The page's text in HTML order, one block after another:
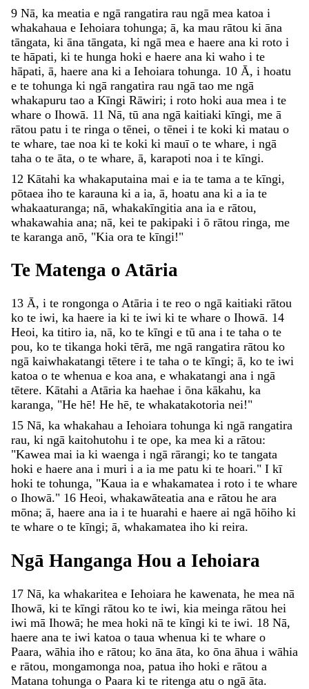
9 Nā, ka meatia e ngā rangatira rau ngā mea katoa i
whakahaua e Iehoiara tohunga; ā, ka mau rātou ki āna
tāngata, ki āna tāngata, ki ngā mea e haere ana ki roto i
te hāpati, ki te hunga hoki e haere ana ki waho i te
hāpati, ā, haere ana ki a Iehoiara tohunga. 10 Ā, i hoatu
e te tohunga ki ngā rangatira rau ngā tao me ngā
whakapuru tao a Kīngi Rāwiri; i roto hoki aua mea i te
whare o Ihowā. 11 Nā, tū ana ngā kaitiaki kīngi, me ā
rātou patu i te ringa o tēnei, o tēnei i te koki ki matau o
te whare, tae noa ki te koki ki mauī o te whare, i ngā
taha o te āta, o te whare, ā, karapoti noa i te kīngi.
12 Kātahi ka whakaputaina mai e ia te tama a te kīngi,
pōtaea iho te karauna ki a ia, ā, hoatu ana ki a ia te
whakaaturanga; nā, whakakīngitia ana ia e rātou,
whakawahia ana; nā, kei te pakipaki i ō rātou ringa, me
te karanga anō, "Kia ora te kīngi!"
Te Matenga o Atāria
13 Ā, i te rongonga o Atāria i te reo o ngā kaitiaki rātou
ko te iwi, ka haere ia ki te iwi ki te whare o Ihowā. 14
Heoi, ka titiro ia, nā, ko te kīngi e tū ana i te taha o te
pou, ko te tikanga hoki tērā, me ngā rangatira rātou ko
ngā kaiwhakatangi tētere i te taha o te kīngi; ā, ko te iwi
katoa o te whenua e koa ana, e whakatangi ana i ngā
tētere. Kātahi a Atāria ka haehae i ōna kākahu, ka
karanga, "He hē! He hē, te whakatakotoria nei!"
15 Nā, ka whakahau a Iehoiara tohunga ki ngā rangatira
rau, ki ngā kaitohutohu i te ope, ka mea ki a rātou:
"Kawea mai ia ki waenga i ngā rārangi; ko te tangata
hoki e haere ana i muri i a ia me patu ki te hoari." I kī
hoki te tohunga, "Kaua ia e whakamatea i roto i te whare
o Ihowā." 16 Heoi, whakawāteatia ana e rātou he ara
mōna; ā, haere ana ia i te huarahi e haere ai ngā hōiho ki
te whare o te kīngi; ā, whakamatea iho ki reira.
Ngā Hanganga Hou a Iehoiara
17 Nā, ka whakaritea e Iehoiara he kawenata, he mea nā
Ihowā, ki te kīngi rātou ko te iwi, kia meinga rātou hei
iwi mā Ihowā; he mea hoki nā te kīngi ki te iwi. 18 Nā,
haere ana te iwi katoa o taua whenua ki te whare o
Paara, wāhia iho e rātou; ko āna āta, ko ōna āhua i wāhia
e rātou, mongamonga noa, patua iho hoki e rātou a
Matana tohunga o Paara ki te ritenga atu o ngā āta.